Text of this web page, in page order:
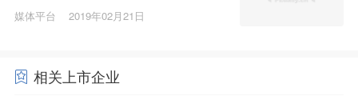
媒体平台 2019年02月21日
相关上市企业